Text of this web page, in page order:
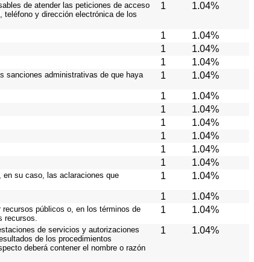
de atender las peticiones de acceso
y dirección electrónica de los
1 1.04%
1 1.04%
1 1.04%
1 1.04%
sanciones administrativas de que haya
1 1.04%
1 1.04%
1 1.04%
1 1.04%
1 1.04%
1 1.04%
1 1.04%
su caso, las aclaraciones que
1 1.04%
1 1.04%
públicos o, en los términos de
recursos.
1 1.04%
de servicios y autorizaciones
de los procedimientos
deberá contener el nombre o razón
1 1.04%